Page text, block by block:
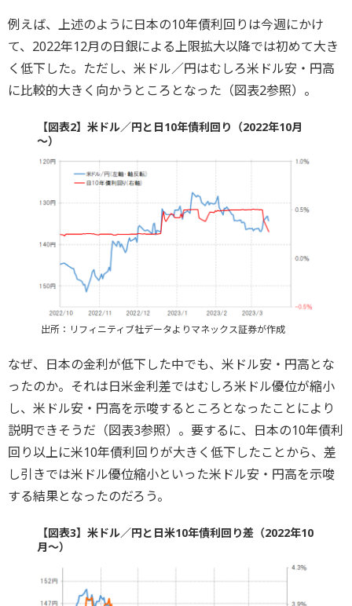
例えば、上述のように日本の10年債利回りは今週にかけ
て、2022年12月の日銀による上限拡大以降では初めて大き
く低下した。ただし、米ドル／円はむしろ米ドル安・円高
に比較的大きく向かうところとなった（図表2参照）。
【図表2】米ドル／円と日10年債利回り（2022年10月
～）
出所：リフィニティブ社データよりマネックス証券が作成
なぜ、日本の金利が低下した中でも、米ドル安・円高とな
ったのか。それは日米金利差ではむしろ米ドル優位が縮小
し、米ドル安・円高を示唆するところとなったことにより
説明できそうだ（図表3参照）。要するに、日本の10年債利
回り以上に米10年債利回りが大きく低下したことから、差
し引きでは米ドル優位縮小といった米ドル安・円高を示唆
する結果となったのだろう。
【図表3】米ドル／円と日米10年債利回り差（2022年10
月～）